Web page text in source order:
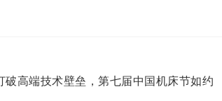
高端技术壁垒，第七届中国机床节如约